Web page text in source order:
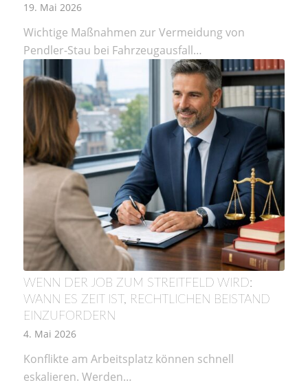
19. Mai 2026
Wichtige Maßnahmen zur Vermeidung von
Pendler-Stau bei Fahrzeugausfall…
WENN DER JOB ZUM STREITFELD WIRD:
WANN ES ZEIT IST, RECHTLICHEN BEISTAND
EINZUFORDERN
4. Mai 2026
Konflikte am Arbeitsplatz können schnell
eskalieren. Werden…